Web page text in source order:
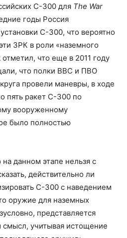
С-300 для The War
годы Россия
С-300, что вероятно
ЗРК в роли «наземного
что еще в 2011 году
что полки ВВС и ПВО
провели маневры, в ходе
пять ракет С-300 по
вооруженному
было полностью
на данном этапе нельзя с
действительно ли
С-300 с наведением
оружие для наземных
представляется
учитывая истощение